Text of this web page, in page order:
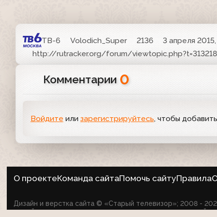
ТВ-6 Volodich_Super 2136
3 апреля
http://rutracker.org/forum/
Комментарии 0
Войдите или зарегистрируйтесь, чтобы
О проектеКоманда сайтаПомочь сайтуПравила
Дизайн и верстка сайта © «Старый телевизор»; 2008 -
на сайте не оспаривает авторские права их создателей.